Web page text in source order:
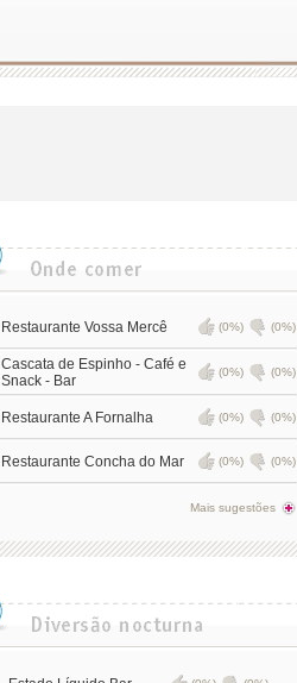
Restaurante Vossa Mercê (0%) (0%)
Cascata de Espinho - Café e
Snack - Bar
(0%) (0%)
Restaurante A Fornalha (0%) (0%)
Restaurante Concha do Mar (0%) (0%)
Mais sugestões